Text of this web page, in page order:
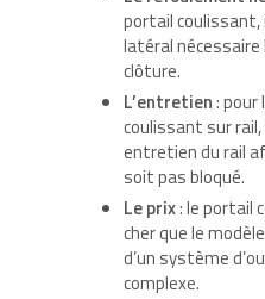
portail coulissant,
latéral nécessaire
clôture.
L’entretien: pour
coulissant sur
entretien du rail
soit pas bloqué.
Le prix: le portail
cher que le
d’un système
complexe.